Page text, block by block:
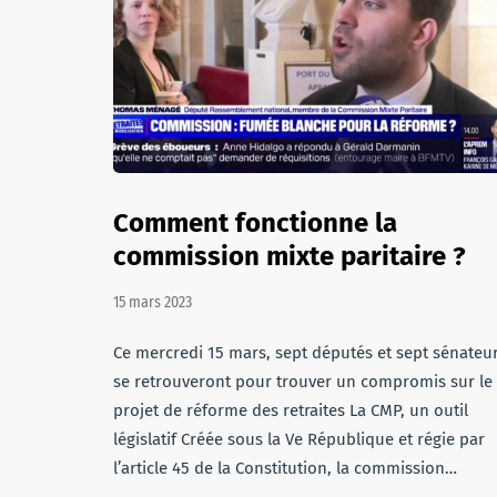
Comment fonctionne la
commission mixte paritaire ?
15 mars 2023
Ce mercredi 15 mars, sept députés et sept
se retrouveront pour trouver un compromis sur le
projet de réforme des retraites La CMP, un outil
législatif Créée sous la Ve République et régie par
l’article 45 de la Constitution, la commission…